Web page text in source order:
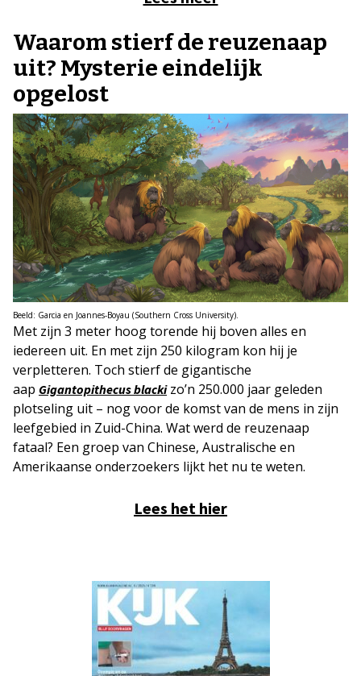
Waarom stierf de reuzenaap
uit? Mysterie eindelijk
opgelost
Beeld: Garcia en Joannes-Boyau (Southern Cross University).
Met zijn 3 meter hoog torende hij boven alles en
iedereen uit. En met zijn 250 kilogram kon hij je
verpletteren. Toch stierf de gigantische
aap Gigantopithecus blackizo’n 250.000 jaar geleden
plotseling uit – nog voor de komst van de mens in zijn
leefgebied in Zuid-China. Wat werd de reuzenaap
fataal? Een groep van Chinese, Australische en
Amerikaanse onderzoekers lijkt het nu te weten.
Lees het hier